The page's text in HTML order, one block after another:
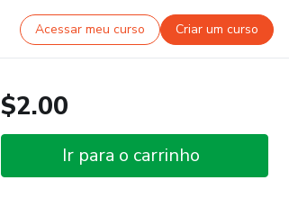
Acessar meu curso Criar um curso
$2.00
Ir para o carrinho